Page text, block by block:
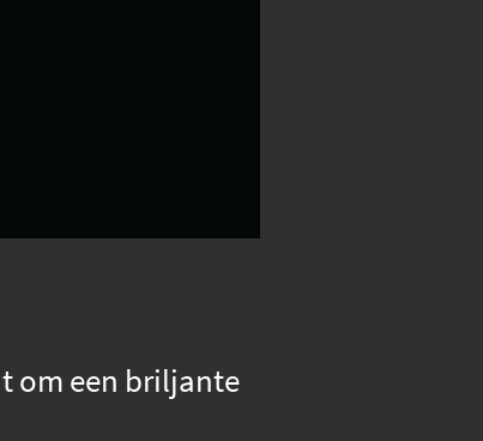
om een briljante